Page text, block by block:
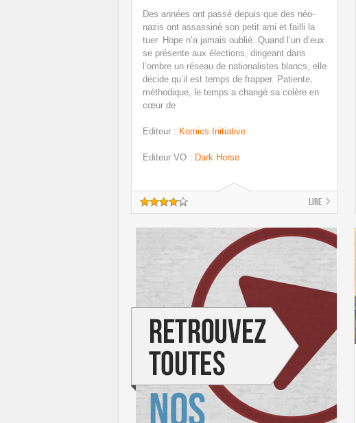
Des années ont passé depuis que des néo-
nazis ont assassiné son petit ami et failli la
tuer. Hope n’a jamais oublié. Quand l’un d’eux
se présente aux élections, dirigeant dans
l’ombre un réseau de nationalistes blancs, elle
décide qu’il est temps de frapper. Patiente,
méthodique, le temps a changé sa colère en
cœur de
Editeur : Komics Initiative
Editeur VO : Dark Horse
Lire